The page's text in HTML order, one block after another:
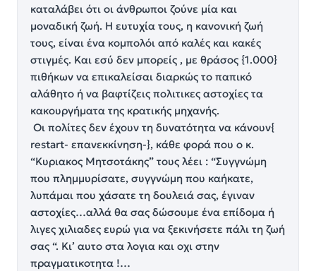
καταλάβει ότι οι άνθρωποι ζούνε μία και
μοναδική ζωή. Η ευτυχία τους, η κανονική ζωή
τους, είναι ένα κομπολόι από καλές και κακές
στιγμές. Και εσύ δεν μπορείς , με θράσος {1.000}
πιθήκων να επικαλείσαι διαρκώς το παπικό
αλάθητο ή να βαφτίζεις πολιτικες αστοχίες τα
κακουργήματα της κρατικής μηχανής.
Οι πολίτες δεν έχουν τη δυνατότητα να κάνουν{
restart- επανεκκίνηση-}, κάθε φορά που ο κ.
“Κυριακος Μητσοτάκης” τους λέει : “Συγγνώμη
που πλημμυρίσατε, συγγνώμη που καήκατε,
λυπάμαι που χάσατε τη δουλειά σας, έγιναν
αστοχίες…αλλά θα σας δώσουμε ένα επίδομα ή
λιγες χιλιαδες ευρώ για να ξεκινήσετε πάλι τη ζωή
σας “. Κι’ αυτο στα λογια και οχι στην
πραγματικοτητα !…